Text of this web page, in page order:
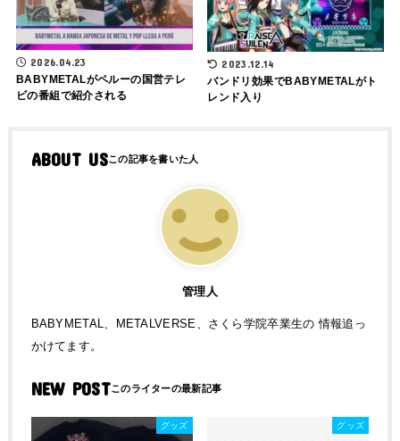
2026.04.23
BABYMETALがペルーの国営テレ
ビの番組で紹介される
2023.12.14
バンドリ効果でBABYMETALがト
レンド入り
ABOUT US
管理人
BABYMETAL、METALVERSE、さくら学院卒業生の 情報追っ
かけてます。
NEW POST
グッズ グッズ